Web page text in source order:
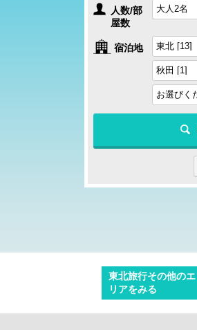
人数/部
屋数
宿泊地
東北旅行その他のエ
リアをみる